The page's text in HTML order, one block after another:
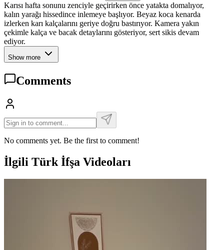
Karısı hafta sonunu zenciyle geçirirken önce yatakta domalıyor,
kalın yarağı hissedince inlemeye başlıyor. Beyaz koca kenarda
izlerken karı kalçalarını geriye doğru bastırıyor. Kamera yakın
çekimle kalça ve bacak detaylarını gösteriyor, sert sikis devam
ediyor.
Show more
Comments
No comments yet. Be the first to comment!
İlgili Türk İfşa Videoları